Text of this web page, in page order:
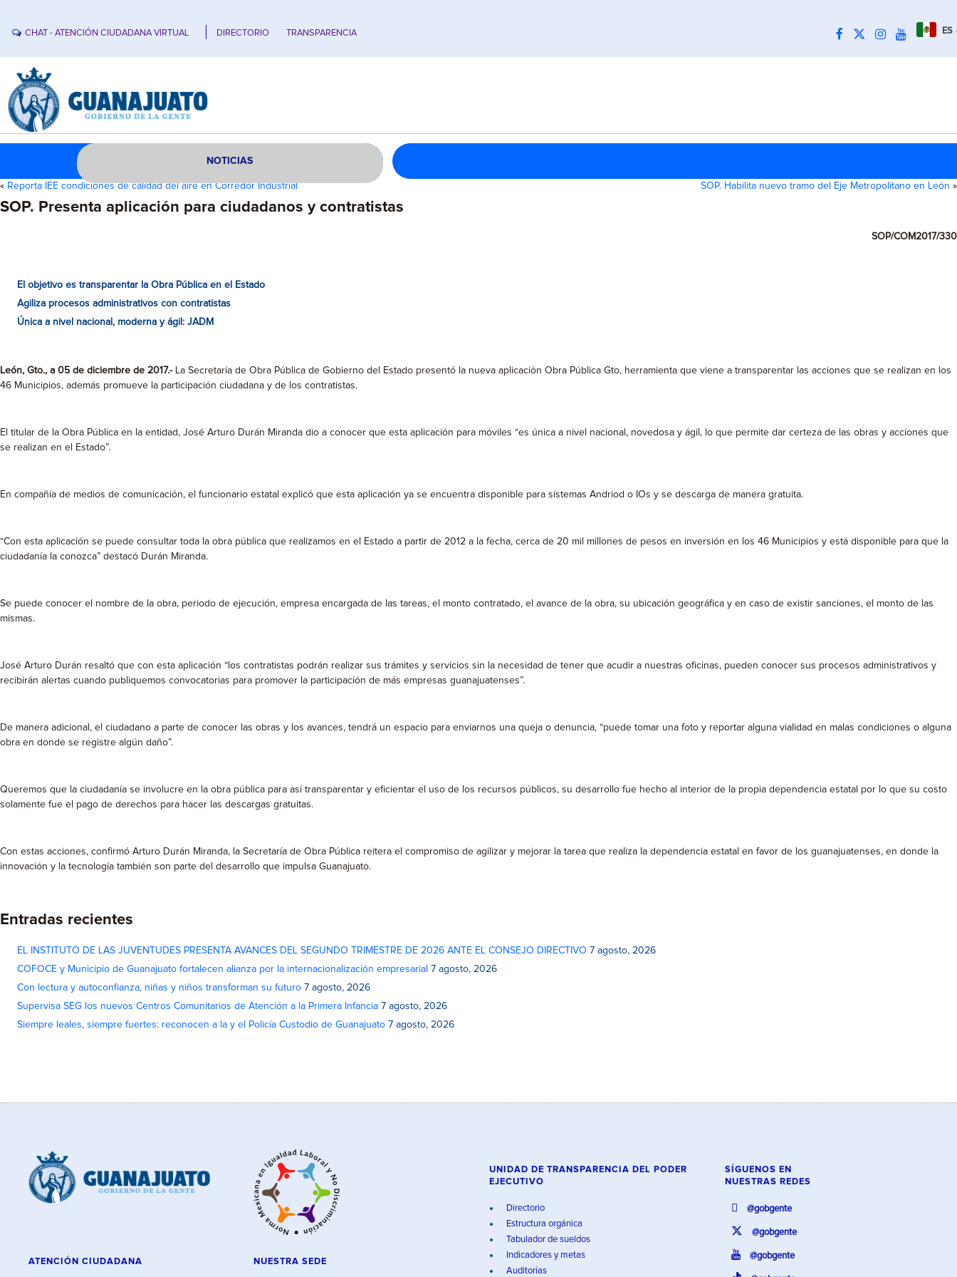
CHAT - ATENCIÓN CIUDADANA VIRTUAL DIRECTORIO TRANSPARENCIA ES
NOTICIAS
« Reporta IEE condiciones de calidad del aire en Corredor Industrial SOP. Habilita nuevo tramo del Eje Metropolitano en León »
SOP. Presenta aplicación para ciudadanos y contratistas
SOP/COM2017/330
El objetivo es transparentar la Obra Pública en el Estado
Agiliza procesos administrativos con contratistas
Única a nivel nacional, moderna y ágil: JADM
León, Gto., a 05 de diciembre de 2017.-La Secretaría de Obra Pública de Gobierno del Estado presentó la nueva aplicación Obra Pública Gto, herramienta que viene a transparentar las acciones que se realizan en los
46 Municipios, además promueve la participación ciudadana y de los contratistas.
El titular de la Obra Pública en la entidad, José Arturo Durán Miranda dio a conocer que esta aplicación para móviles “es única a nivel nacional, novedosa y ágil, lo que permite dar certeza de las obras y acciones que
se realizan en el Estado”.
En compañía de medios de comunicación, el funcionario estatal explicó que esta aplicación ya se encuentra disponible para sistemas Andriod o IOs y se descarga de manera gratuita.
“Con esta aplicación se puede consultar toda la obra pública que realizamos en el Estado a partir de 2012 a la fecha, cerca de 20 mil millones de pesos en inversión en los 46 Municipios y está disponible para que la
ciudadanía la conozca” destacó Durán Miranda.
Se puede conocer el nombre de la obra, periodo de ejecución, empresa encargada de las tareas, el monto contratado, el avance de la obra, su ubicación geográfica y en caso de existir sanciones, el monto de las
mismas.
José Arturo Durán resaltó que con esta aplicación “los contratistas podrán realizar sus trámites y servicios sin la necesidad de tener que acudir a nuestras oficinas, pueden conocer sus procesos administrativos y
recibirán alertas cuando publiquemos convocatorias para promover la participación de más empresas guanajuatenses”.
De manera adicional, el ciudadano a parte de conocer las obras y los avances, tendrá un espacio para enviarnos una queja o denuncia, “puede tomar una foto y reportar alguna vialidad en malas condiciones o alguna
obra en donde se registre algún daño”.
Queremos que la ciudadanía se involucre en la obra pública para así transparentar y eficientar el uso de los recursos públicos, su desarrollo fue hecho al interior de la propia dependencia estatal por lo que su costo
solamente fue el pago de derechos para hacer las descargas gratuitas.
Con estas acciones, confirmó Arturo Durán Miranda, la Secretaría de Obra Pública reitera el compromiso de agilizar y mejorar la tarea que realiza la dependencia estatal en favor de los guanajuatenses, en donde la
innovación y la tecnología también son parte del desarrollo que impulsa Guanajuato.
Entradas recientes
EL INSTITUTO DE LAS JUVENTUDES PRESENTA AVANCES DEL SEGUNDO TRIMESTRE DE 2026 ANTE EL CONSEJO DIRECTIVO 7 agosto, 2026
COFOCE y Municipio de Guanajuato fortalecen alianza por la internacionalización empresarial 7 agosto, 2026
Con lectura y autoconfianza, niñas y niños transforman su futuro 7 agosto, 2026
Supervisa SEG los nuevos Centros Comunitarios de Atención a la Primera Infancia 7 agosto, 2026
Siempre leales, siempre fuertes: reconocen a la y el Policía Custodio de Guanajuato 7 agosto, 2026
ATENCIÓN CIUDADANA NUESTRA SEDE
UNIDAD DE TRANSPARENCIA DEL PODER
EJECUTIVO
Directorio
Estructura orgánica
Tabulador de sueldos
Indicadores y metas
Auditorías
SÍGUENOS EN
NUESTRAS REDES
@gobgente
@gobgente
@gobgente